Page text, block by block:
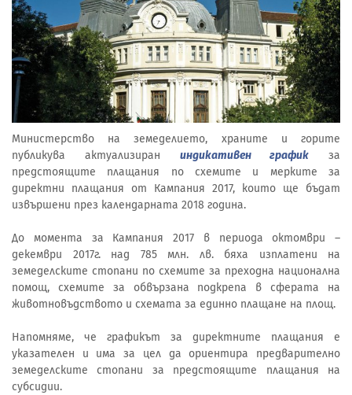
Министерство на земеделието, храните и горите
публикува актуализиран индикативен график за
предстоящите плащания по схемите и мерките за
директни плащания от Кампания 2017, които ще бъдат
извършени през календарната 2018 година.
До момента за Кампания 2017 в периода октомври –
декември 2017г. над 785 млн. лв. бяха изплатени на
земеделските стопани по схемите за преходна национална
помощ, схемите за обвързана подкрепа в сферата на
животновъдството и схемата за единно плащане на площ.
Напомняме, че графикът за директните плащания е
указателен и има за цел да ориентира предварително
земеделските стопани за предстоящите плащания на
субсидии.